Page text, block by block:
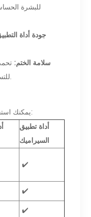
للبشرة
جودة أداة
سلامة الختم:
للتسرب المكونات النشطة لكريم العين.
يمكنك استخدام قائمة التحقق هذه لتوجيه قرارك:
أداة تطبيق
السيراميك
✔️
✔️
✔️